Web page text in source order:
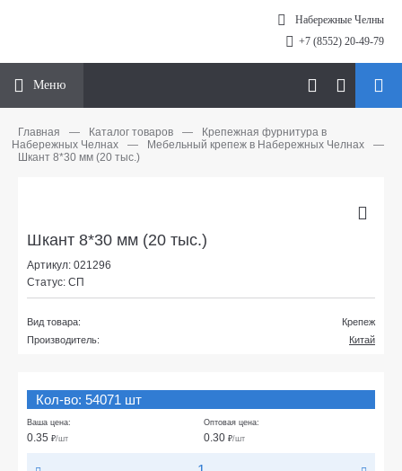
Набережные Челны
+7 (8552) 20-49-79
Меню
Главная — Каталог товаров —
Крепежная фурнитура в
Набережных Челнах
— Мебельный крепеж в Набережных Челнах
—
Шкант 8*30 мм (20 тыс.)
Шкант 8*30 мм (20 тыс.)
Артикул: 021296
Статус: СП
Вид товара:
Крепеж
Производитель:
Китай
Кол-во: 54071 шт
Ваша цена:
0.35 ₽/шт
Оптовая цена:
0.30 ₽/шт